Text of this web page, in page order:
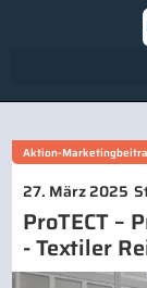
Aktion-
27. März 2025
ProTECT –
- Textiler